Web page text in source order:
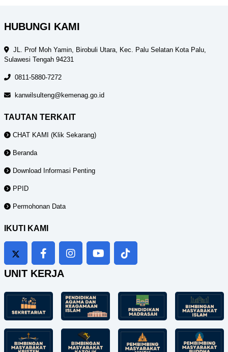
HUBUNGI KAMI
JL. Prof Moh Yamin, Birobuli Utara, Kec. Palu Selatan Kota Palu,
Sulawesi Tengah 94231
0811-5880-7272
kanwilsulteng@kemenag.go.id
TAUTAN TERKAIT
CHAT KAMI (Klik Sekarang)
Beranda
Download Informasi Penting
PPID
Permohonan Data
IKUTI KAMI
UNIT KERJA